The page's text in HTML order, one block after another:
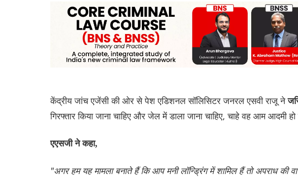
केंद्रीय जांच एजेंसी की ओर से पेश एडिशनल सॉलिसिटर जनरल एसवी राजू ने
गिरफ्तार किया जाना चाहिए और जेल में डाला जाना चाहिए, चाहे वह आम आदमी हो
एएसजी ने कहा,
"अगर हम यह मामला बनाते हैं कि आप मनी लॉन्ड्रिंग में शामिल हैं तो अपराध की